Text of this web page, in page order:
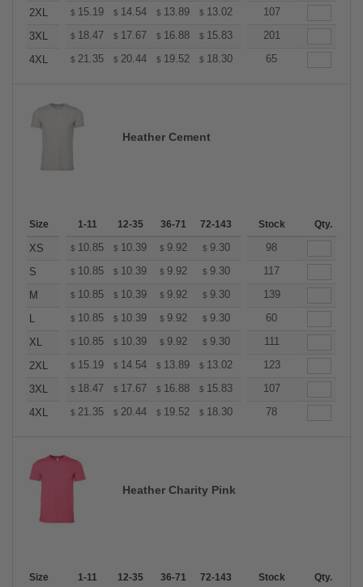
2XL
$ 15.19 $ 14.54 $ 13.89 $ 13.02 12.37
107
3XL
$ 18.47 $ 17.67 $ 16.88 $ 15.83 15.04
201
4XL
$ 21.35 $ 20.44 $ 19.52 $ 18.30 17.38
65
Heather Cement
Size 1-11 12-35 36-71 72-143 144-287 288 + More
Stock Qty.
XS $ 10.85 $ 10.39 $ 9.92 $ 9.30 8.83
98
S
$ 10.85 $ 10.39 $ 9.92 $ 9.30 8.83
117
M
$ 10.85 $ 10.39 $ 9.92 $ 9.30 8.83
139
L
$ 10.85 $ 10.39 $ 9.92 $ 9.30 8.83
60
XL
$ 10.85 $ 10.39 $ 9.92 $ 9.30 8.83
111
2XL
$ 15.19 $ 14.54 $ 13.89 $ 13.02 12.37
123
3XL
$ 18.47 $ 17.67 $ 16.88 $ 15.83 15.04
107
4XL
$ 21.35 $ 20.44 $ 19.52 $ 18.30 17.38
78
Heather Charity Pink
Size 1-11 12-35 36-71 72-143 144-287 288 + More
Stock Qty.